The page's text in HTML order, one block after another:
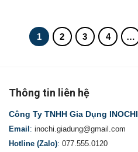
1 2 3 4 …
Thông tin liên hệ
Công Ty TNHH Gia Dụng INOCHI
Email : inochi.giadung@gmail.com
Hotline (Zalo): 077.555.0120